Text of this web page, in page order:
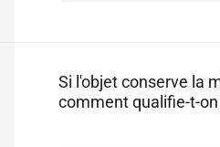
Si l'objet conserve la
comment qualifie-t-